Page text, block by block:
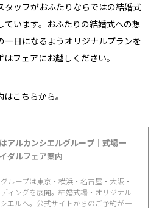
タッフがおふたりならではの結婚式
ています。おふたりの結婚式への想
一日になるようオリジナルプランを
フェアにお越しください。
こちらから。
アルカンシエルグループ｜式場一
ダルフェア案内
ループは東京・横浜・名古屋・大阪・
ィングを展開。結婚式場・オリジナル
エルへ。公式サイトからのご予約が一